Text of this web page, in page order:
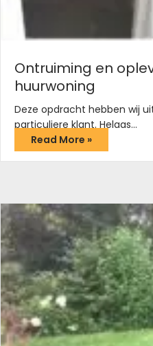
Ontruiming en
huurwoning
Deze opdracht hebben wij
particuliere klant. Helaas…
Read More »